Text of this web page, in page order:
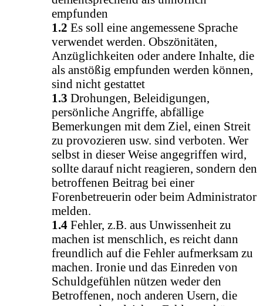
empfunden
1.2 Es soll eine angemessene Sprache
verwendet werden. Obszönitäten,
Anzüglichkeiten oder andere Inhalte, die
als anstößig empfunden werden können,
sind nicht gestattet
1.3 Drohungen, Beleidigungen,
persönliche Angriffe, abfällige
Bemerkungen mit dem Ziel, einen Streit
zu provozieren usw. sind verboten. Wer
selbst in dieser Weise angegriffen wird,
sollte darauf nicht reagieren, sondern den
betroffenen Beitrag bei einer
Forenbetreuerin oder beim Administrator
melden.
1.4 Fehler, z.B. aus Unwissenheit zu
machen ist menschlich, es reicht dann
freundlich auf die Fehler aufmerksam zu
machen. Ironie und das Einreden von
Schuldgefühlen nützen weder den
Betroffenen, noch anderen Usern, die